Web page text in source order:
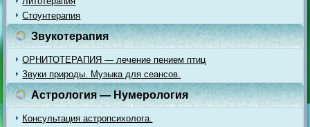
Стоунтерапия
Звукотерапия
ОРНИТОТЕРАПИЯ — лечение пением птиц
Звуки природы. Музыка для сеансов.
Астрология — Нумерология
Консультация астропсихолога.